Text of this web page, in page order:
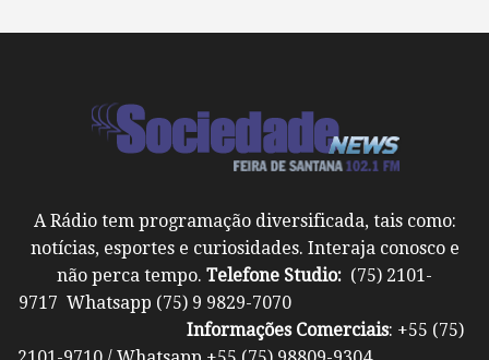
A Rádio tem programação diversificada, tais como:
notícias, esportes e curiosidades. Interaja conosco e
não perca tempo. Telefone Studio: (75) 2101-
9717 Whatsapp (75) 9 9829-7070
Informações Comerciais: +55 (75)